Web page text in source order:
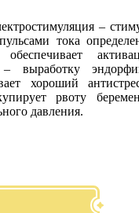
–
тока
обеспечивает
выработку
хороший
рвоту
давления.